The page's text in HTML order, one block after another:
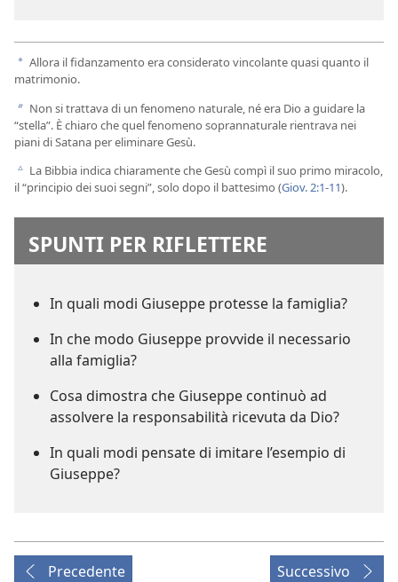
a Allora il fidanzamento era considerato vincolante quasi quanto il
matrimonio.
b Non si trattava di un fenomeno naturale, né era Dio a guidare la
“stella”. È chiaro che quel fenomeno soprannaturale rientrava nei
piani di Satana per eliminare Gesù.
c La Bibbia indica chiaramente che Gesù compì il suo primo miracolo,
il “principio dei suoi segni”, solo dopo il battesimo (Giov. 2:1-11).
SPUNTI PER RIFLETTERE
In quali modi Giuseppe protesse la famiglia?
In che modo Giuseppe provvide il necessario
alla famiglia?
Cosa dimostra che Giuseppe continuò ad
assolvere la responsabilità ricevuta da Dio?
In quali modi pensate di imitare l’esempio di
Giuseppe?
Precedente Successivo